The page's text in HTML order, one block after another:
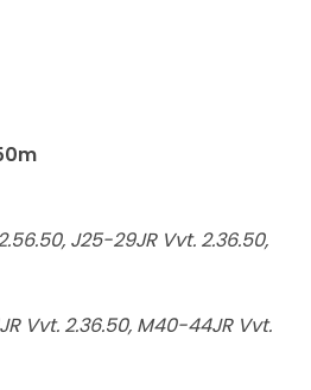
93-04136
J25-29JR Vvt. 2.36.50,
Vvt. 2.36.50, M40-44JR Vvt.